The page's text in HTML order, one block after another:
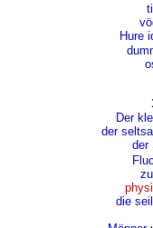
Hure
Der
der
der
die